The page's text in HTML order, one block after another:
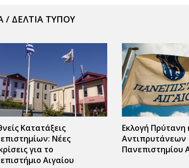
/ ΔΕΛΤΙΑ ΤΥΠΟΥ
Κατατάξεις
Νέες
για το
Αιγαίου
Εκλογή Πρύτανη
Αντιπρυτάνεων
Πανεπιστημίου